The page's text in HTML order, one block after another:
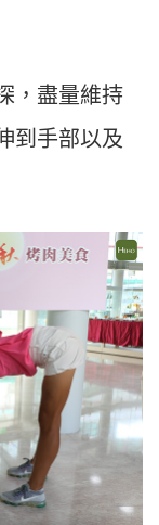
，盡量維持
到手部以及